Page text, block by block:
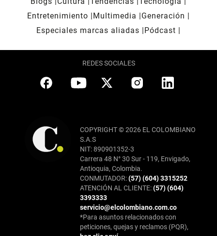
Entretenimiento
Multimedia
Generación
Especiales marcas aliadas
Pódcast
REDES SOCIALES
COPYRIGHT © 2026 EL COLOMBIANO
S.A.S
NIT: 890901352-3
Carrera 48 N° 30 Sur - 119, Envigado,
Antioquia, Colombia.
CONMUTADOR:(57) (604) 3315252
ATENCIÓN AL CLIENTE:(57) (604)
3393333
servicio@elcolombiano.com.co
*Para asuntos relacionados con
peticiones, quejas y reclamos (PQR),